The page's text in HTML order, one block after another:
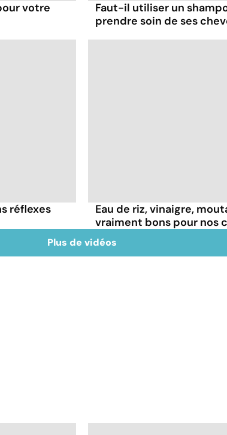
votre
Faut-il utiliser un
prendre soin de ses
réflexes
Eau de riz, vinaigre,
vraiment bons pour nos
Plus de vidéos